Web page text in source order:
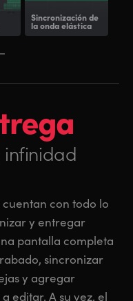
Sincronización de
la onda elástica
con todo lo
y entregar
pantalla completa
sincronizar
y agregar
editar. A su vez, el